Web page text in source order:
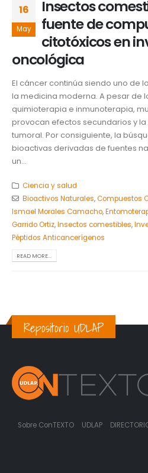
16
May
Insectos
fuente de
citotóxicos en
oncológica
El cáncer continúa siendo uno de
la medicina moderna. A pesar de
quimioterapia e inmunoterapia,
provocan efectos secundarios y
tumoral. Por consiguiente, la
bioactivas derivadas de fuentes
un...
Ciencia y salud
Bioactivos Naturales,Compuestos
Ismael Morales Camacho,
Garrido Ortiz,Insectos comestibles,
Péptidos Anticancerígenos
READ MORE...
Repositorio UDLAP
Sobre ConTEXTO UDLAP